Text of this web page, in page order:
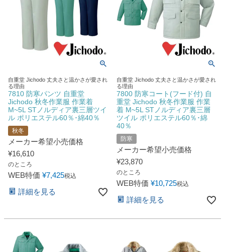
自重堂 Jichodo 丈夫さと温かさが愛され
る理由
7810 防寒パンツ 自重堂
Jichodo 秋冬作業服 作業着
M~5L STノルディア裏三層ツイ
ル ポリエステル60％･綿40％
秋冬
メーカー希望小売価格
¥16,610
のところ
WEB特価 ¥7,425税込
詳細を見る
自重堂 Jichodo 丈夫さと温かさが愛され
る理由
7800 防寒コート(フード付) 自
重堂 Jichodo 秋冬作業服 作業
着 M~5L STノルディア裏三層
ツイル ポリエステル60％･綿
40％
防寒
メーカー希望小売価格
¥23,870
のところ
WEB特価 ¥10,725税込
詳細を見る